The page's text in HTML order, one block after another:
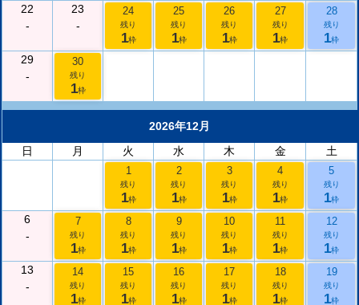
22
-
23
-
24
残り
1枠
25
残り
1枠
26
残り
1枠
27
残り
1枠
28
残り
1枠
29
-
30
残り
1枠
2026年12月
日
月 火 水 木 金 土
1
残り
1枠
2
残り
1枠
3
残り
1枠
4
残り
1枠
5
残り
1枠
6
-
7
残り
1枠
8
残り
1枠
9
残り
1枠
10
残り
1枠
11
残り
1枠
12
残り
1枠
13
-
14
残り
1枠
15
残り
1枠
16
残り
1枠
17
残り
1枠
18
残り
1枠
19
残り
1枠